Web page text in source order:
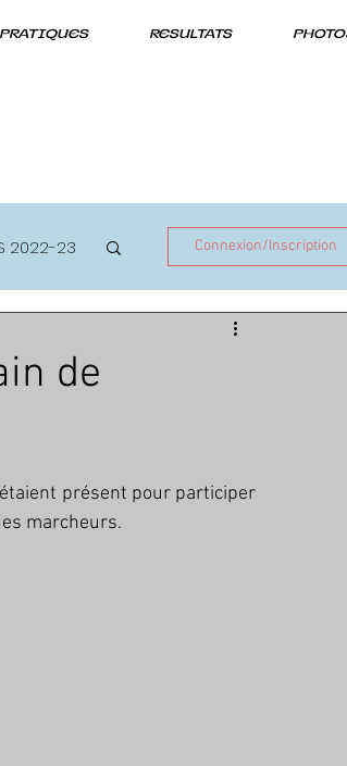
RESULTATS
2022-23 Connexion/Inscription
de
présent pour participer
marcheurs.